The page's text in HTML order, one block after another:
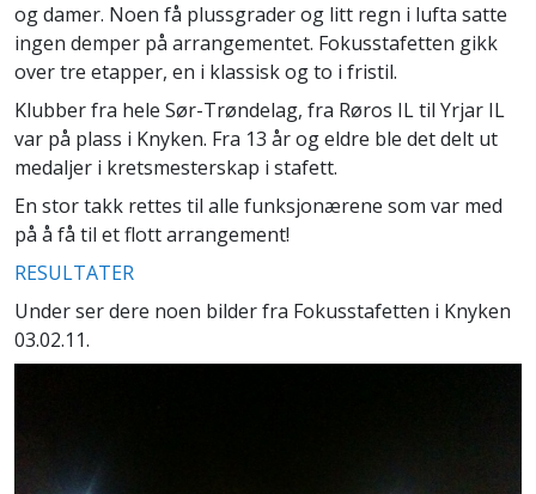
og damer. Noen få plussgrader og litt regn i lufta satte
ingen demper på arrangementet. Fokusstafetten gikk
over tre etapper, en i klassisk og to i fristil.
Klubber fra hele Sør-Trøndelag, fra Røros IL til Yrjar IL
var på plass i Knyken. Fra 13 år og eldre ble det delt ut
medaljer i kretsmesterskap i stafett.
En stor takk rettes til alle funksjonærene som var med
på å få til et flott arrangement!
RESULTATER
Under ser dere noen bilder fra Fokusstafetten i Knyken
03.02.11.